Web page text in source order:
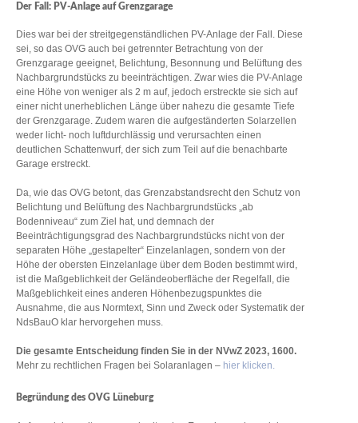
Der Fall: PV-Anlage auf Grenzgarage
Dies war bei der streitgegenständlichen PV-Anlage der Fall. Diese
sei, so das OVG auch bei getrennter Betrachtung von der
Grenzgarage geeignet, Belichtung, Besonnung und Belüftung des
Nachbargrundstücks zu beeinträchtigen. Zwar wies die PV-Anlage
eine Höhe von weniger als 2 m auf, jedoch erstreckte sie sich auf
einer nicht unerheblichen Länge über nahezu die gesamte Tiefe
der Grenzgarage. Zudem waren die aufgeständerten Solarzellen
weder licht- noch luftdurchlässig und verursachten einen
deutlichen Schattenwurf, der sich zum Teil auf die benachbarte
Garage erstreckt.
Da, wie das OVG betont, das Grenzabstandsrecht den Schutz von
Belichtung und Belüftung des Nachbargrundstücks „ab
Bodenniveau“ zum Ziel hat, und demnach der
Beeinträchtigungsgrad des Nachbargrundstücks nicht von der
separaten Höhe „gestapelter“ Einzelanlagen, sondern von der
Höhe der obersten Einzelanlage über dem Boden bestimmt wird,
ist die Maßgeblichkeit der Geländeoberfläche der Regelfall, die
Maßgeblichkeit eines anderen Höhenbezugspunktes die
Ausnahme, die aus Normtext, Sinn und Zweck oder Systematik der
NdsBauO klar hervorgehen muss.
Die gesamte Entscheidung finden Sie in der NVwZ 2023, 1600.
Mehr zu rechtlichen Fragen bei Solaranlagen – hier klicken.
Begründung des OVG Lüneburg